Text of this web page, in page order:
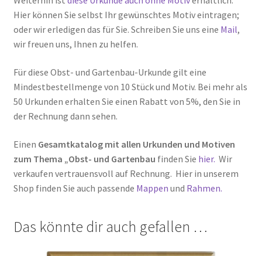
Hier können Sie selbst Ihr gewünschtes Motiv eintragen;
oder wir erledigen das für Sie. Schreiben Sie uns eine Mail,
wir freuen uns, Ihnen zu helfen.
Für diese Obst- und Gartenbau-Urkunde gilt eine
Mindestbestellmenge von 10 Stück und Motiv. Bei mehr als
50 Urkunden erhalten Sie einen Rabatt von 5%, den Sie in
der Rechnung dann sehen.
Einen Gesamtkatalog mit allen Urkunden und Motiven
zum Thema „Obst- und Gartenbau finden Sie hier. Wir
verkaufen vertrauensvoll auf Rechnung. Hier in unserem
Shop finden Sie auch passende Mappen und Rahmen.
Das könnte dir auch gefallen …